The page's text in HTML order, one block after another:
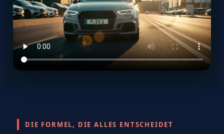
DIE FORMEL, DIE ALLES ENTSCHEIDET